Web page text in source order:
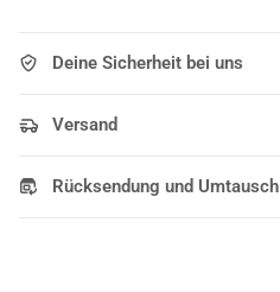
Deine Sicherheit bei uns
Versand
Rücksendung und Umtausch